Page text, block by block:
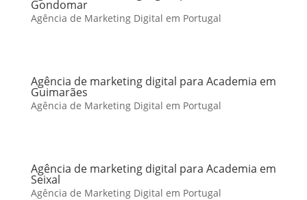
Gondomar
Agência de Marketing Digital em Portugal
Agência de marketing digital para Academia em
Guimarães
Agência de Marketing Digital em Portugal
Agência de marketing digital para Academia em
Seixal
Agência de Marketing Digital em Portugal